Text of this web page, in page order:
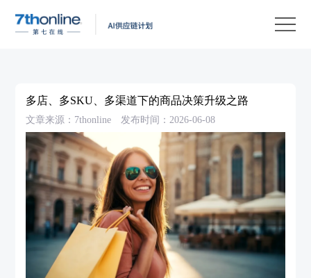
多店、多SKU、多渠道下的商品决策升级之路
文章来源：7thonline 发布时间：2026-06-08